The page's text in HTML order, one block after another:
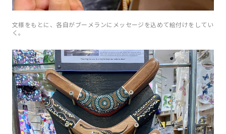
文様をもとに、各自がブーメランにメッセージを込めて絵付けをしてい
く。